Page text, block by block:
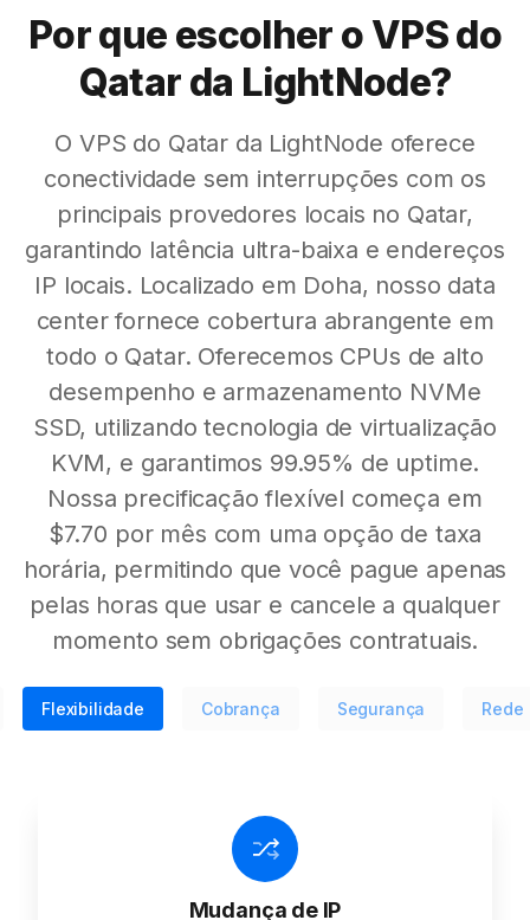
Por que escolher o VPS do
Qatar da LightNode?
O VPS do Qatar da LightNode oferece
conectividade sem interrupções com os
principais provedores locais no Qatar,
garantindo latência ultra-baixa e endereços
IP locais. Localizado em Doha, nosso data
center fornece cobertura abrangente em
todo o Qatar. Oferecemos CPUs de alto
desempenho e armazenamento NVMe
SSD, utilizando tecnologia de virtualização
KVM, e garantimos 99.95% de uptime.
Nossa precificação flexível começa em
$7.70 por mês com uma opção de taxa
horária, permitindo que você pague apenas
pelas horas que usar e cancele a qualquer
momento sem obrigações contratuais.
Flexibilidade Cobrança Segurança Rede
Mudança de IP